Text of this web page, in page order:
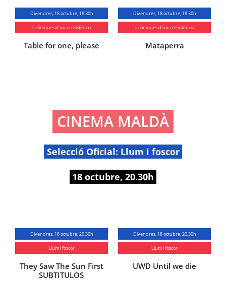
Divendres, 18 octubre, 18.30h
Cròniques d'una resistència
Table for one, please
Divendres, 18 octubre, 18.30h
Cròniques d'una resistència
Mataperra
CINEMA MALDÀ
Selecció Oficial: Llum i foscor
18 octubre, 20.30h
Divendres, 18 octubre, 20.30h
Llum i foscor
They Saw The Sun First
SUBTITULOS
Divendres, 18 octubre, 20.30h
Llum i foscor
UWD Until we die